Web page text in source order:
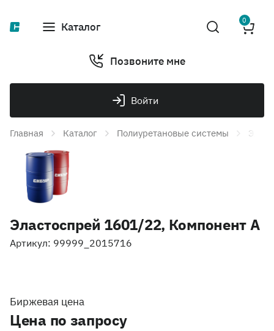
Каталог 0
Позвоните мне
Войти
Главная Каталог Полиуретановые системы
Эластоспрей 1601/22, Компонент А
Артикул: 99999_2015716
Биржевая цена
Цена по запросу